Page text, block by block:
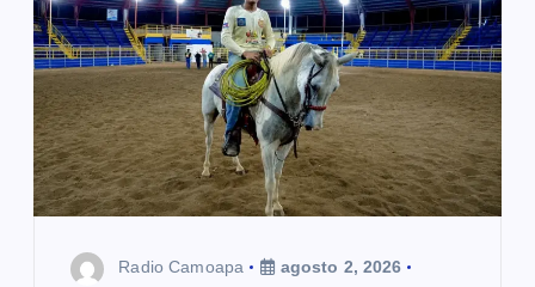
Radio Camoapa
agosto 2, 2026